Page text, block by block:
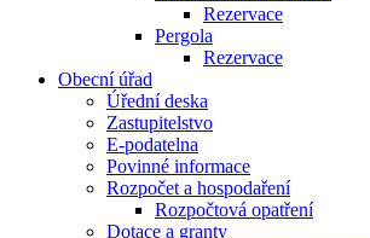
Rezervace
Pergola
Rezervace
Obecní úřad
Úřední deska
Zastupitelstvo
E-podatelna
Povinné informace
Rozpočet a hospodaření
Rozpočtová opatření
Dotace a granty